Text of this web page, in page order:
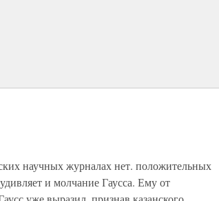
научных журналах нет. положительных
и молчание Гаусса. Ему от